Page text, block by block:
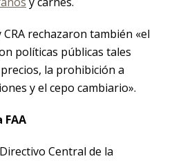
CRA rechazaron también «el
políticas públicas tales
la prohibición a
y el cepo cambiario».
FAA
Central de la